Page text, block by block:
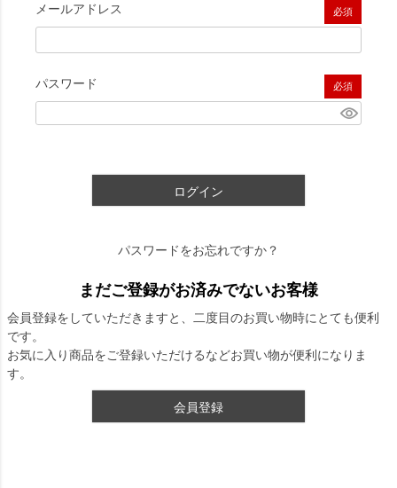
メールアドレス
(必須)
パスワード
(必須)
ログイン
パスワードをお忘れですか？
まだご登録がお済みでないお客様
会員登録をしていただきますと、二度目のお買い物時にとても便利
です。
お気に入り商品をご登録いただけるなどお買い物が便利になりま
す。
会員登録